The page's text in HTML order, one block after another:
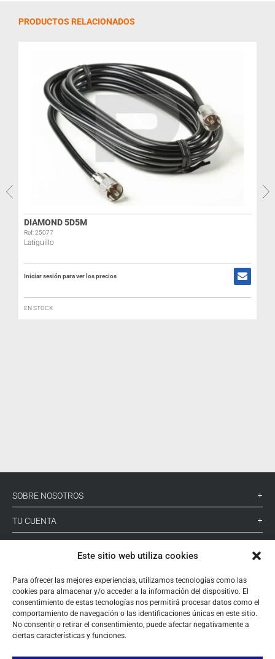
Este sitio web utiliza cookies
Para ofrecer las mejores experiencias, utilizamos tecnologías como las
cookies para almacenar y/o acceder a la información del dispositivo. El
consentimiento de estas tecnologías nos permitirá procesar datos como el
comportamiento de navegación o las identificaciones únicas en este sitio.
No consentir o retirar el consentimiento, puede afectar negativamente a
ciertas características y funciones.
PRODUCTOS RELACIONADOS
DIAMOND 5D5M
Ref: 25077
Latiguillo
Iniciar sesión para ver los precios
EN STOCK
SOBRE NOSOTROS
TU CUENTA
+ 34 933 348 800